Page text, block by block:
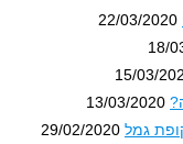
22/03/
15/
13/03/
29/02/2020